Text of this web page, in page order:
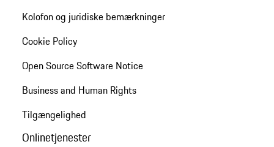
Kolofon og juridiske bemærkninger
Cookie Policy
Open Source Software Notice
Business and Human Rights
Tilgængelighed
Onlinetjenester